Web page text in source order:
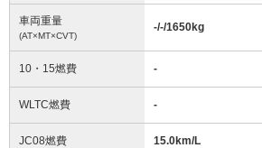
車両重量
(AT×MT×CVT)
-/-/1650kg
10・15燃費 -
WLTC燃費 -
JC08燃費 15.0km/L